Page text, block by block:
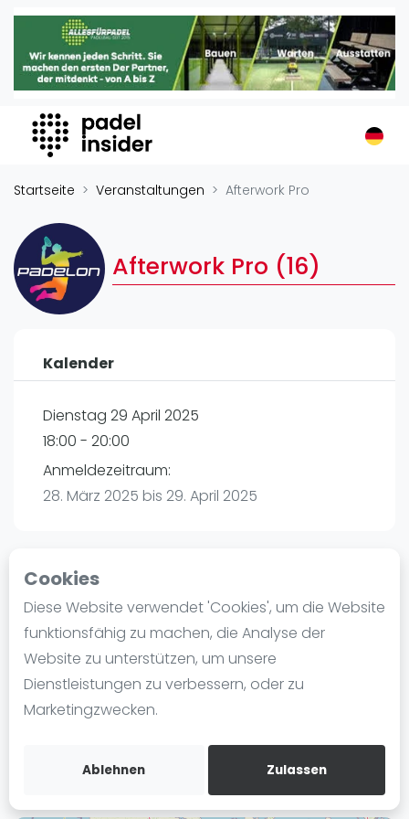
Cookies
Diese Website verwendet 'Cookies', um die Website
funktionsfähig zu machen, die Analyse der
Website zu unterstützen, um unsere
Dienstleistungen zu verbessern, oder zu
Marketingzwecken.
Ablehnen Zulassen
Padel Insider
Home
Organisationen
Buchungssysteme
Padel-Shops
Padelplatzbauer
Verschiedenes
Veranstaltungen
International
Ranking
Männer
Frauen
Blog
Die Geschichte von Padel
Regeln und Punktzählung
Padel Schläge
Video
Startseite Veranstaltungen Afterwork Pro
Afterwork Pro (16)
Kalender
Dienstag 29 April 2025
18:00 - 20:00
Anmeldezeitraum:
28. März 2025 bis 29. April 2025
Playtomic (Abgesagt))
Padelon Hummelsbüttel | Hamburg
Glashütter Landstr. 43
22339Hamburg
Routebeschrijving